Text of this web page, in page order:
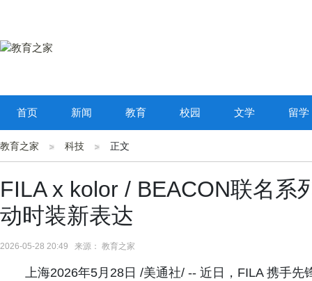
首页 新闻 教育 校园 文学 留学
教育之家 科技 正文
FILA x kolor / BEACON联名系
动时装新表达
2026-05-28 20:49 来源： 教育之家
上海2026年5月28日 /美通社/ -- 近日，FILA 携手